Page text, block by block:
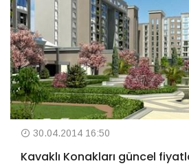
30.04.2014 16:50
Kavaklı Konakları güncel